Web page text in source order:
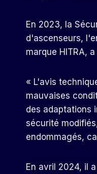
En 2023, la
d'ascenseurs,
marque HITRA,
« L'avis
mauvaises
des adaptations
sécurité
endommagés,
En avril 2024, il